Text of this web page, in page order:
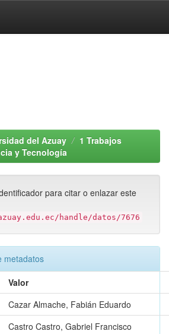
del Azuay
1 Trabajos
y Tecnología
para citar o enlazar este
handle/datos/7676
metadatos
Valor
Cazar Almache, Fabián Eduardo
Castro Castro, Gabriel Francisco